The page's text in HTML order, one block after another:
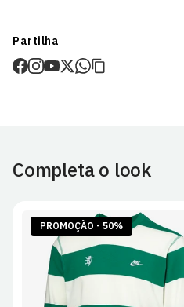
Prazo estimado de entrega varia
de envio.
Artigos personalizados não
de EnvioeDevoluções
Partilha
Completa o look
PROMOÇÃO - 50%